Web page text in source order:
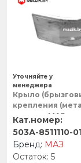
Крыло
крепления
«капля», МАЗ
503А-8511110-
МАЗ
5
Уточняйте у
менеджера